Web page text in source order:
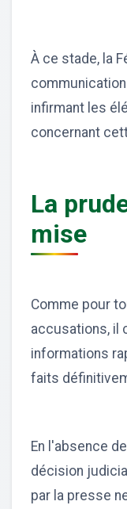
À ce stade, la
infirmant les
concernant
La
mise
Comme pour
accusations, il
informations
faits
En l'absence
décision
par la presse